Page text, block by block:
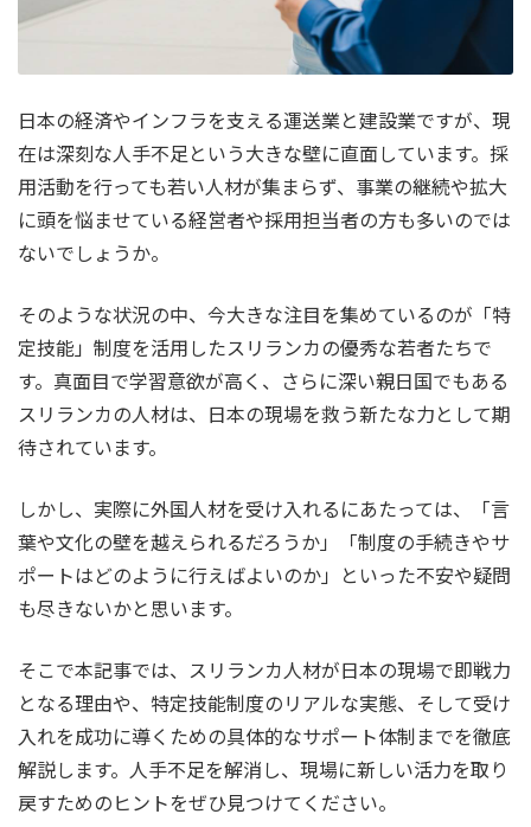
日本の経済やインフラを支える運送業と建設業ですが、現
在は深刻な人手不足という大きな壁に直面しています。採
用活動を行っても若い人材が集まらず、事業の継続や拡大
に頭を悩ませている経営者や採用担当者の方も多いのでは
ないでしょうか。
そのような状況の中、今大きな注目を集めているのが「特
定技能」制度を活用したスリランカの優秀な若者たちで
す。真面目で学習意欲が高く、さらに深い親日国でもある
スリランカの人材は、日本の現場を救う新たな力として期
待されています。
しかし、実際に外国人材を受け入れるにあたっては、「言
葉や文化の壁を越えられるだろうか」「制度の手続きやサ
ポートはどのように行えばよいのか」といった不安や疑問
も尽きないかと思います。
そこで本記事では、スリランカ人材が日本の現場で即戦力
となる理由や、特定技能制度のリアルな実態、そして受け
入れを成功に導くための具体的なサポート体制までを徹底
解説します。人手不足を解消し、現場に新しい活力を取り
戻すためのヒントをぜひ見つけてください。